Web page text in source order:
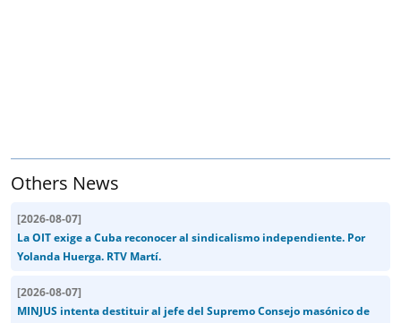
Others News
[2026-08-07]
La OIT exige a Cuba reconocer al sindicalismo independiente. Por
Yolanda Huerga. RTV Martí.
[2026-08-07]
MINJUS intenta destituir al jefe del Supremo Consejo masónico de